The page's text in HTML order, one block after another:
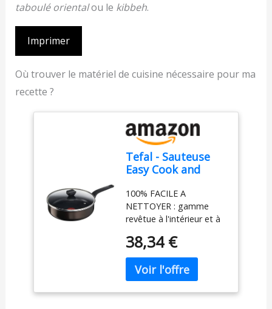
taboulé orientalou le kibbeh.
Imprimer
Où trouver le matériel de cuisine nécessaire pour ma
recette ?
Tefal - Sauteuse
Easy Cook and
couvercle -
Antiadhésif - 24 cm
100% FACILE A
NETTOYER : gamme
revêtue à l'intérieur et à
nettoyage ultra simple,
et facile à utiliser, même
pour les cuisiniers
débutants INDICATEUR
DE TEMPERATURE
38,34 €